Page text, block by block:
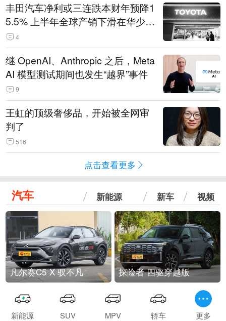
丰田汽车净利或三连跌本财年预降1
5.5% 上半年全球产销下滑在华少卖
14.3万辆
4
继 OpenAI、Anthropic 之后，Meta
AI 模型测试期间也发生“越界”事件
9
王虹的顶级奢侈品，开始被全网审
判了
516
点击查看更多
汽车 新能源 新车 视频
凡尔赛C5 X 驭不凡 探险者 四驱穿越版
新能源 SUV MPV 轿车 更多